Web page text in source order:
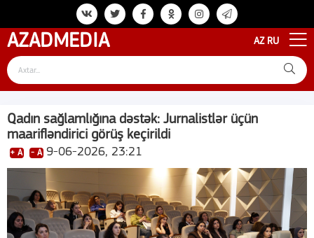
AZADMEDIA AZ RU
Qadın sağlamlığına dəstək: Jurnalistlər üçün
maarifləndirici görüş keçirildi
+ A - A 9-06-2026, 23:21